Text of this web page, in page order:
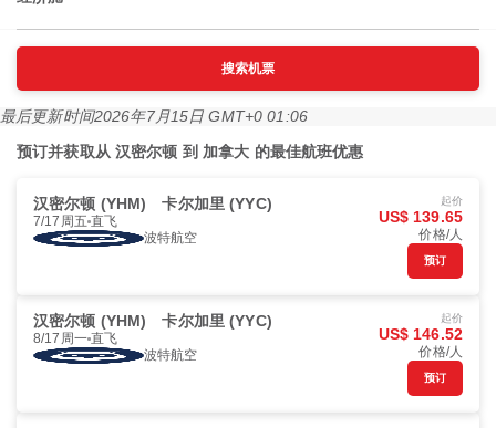
搜索机票
最后更新时间2026年7月15日 GMT+0 01:06
预订并获取从 汉密尔顿 到 加拿大 的最佳航班优惠
汉密尔顿 (YHM) 卡尔加里 (YYC)
7/17周五 直飞
波特航空
起价
US$ 139.65
价格/人
预订
汉密尔顿 (YHM) 卡尔加里 (YYC)
8/17周一 直飞
波特航空
起价
US$ 146.52
价格/人
预订